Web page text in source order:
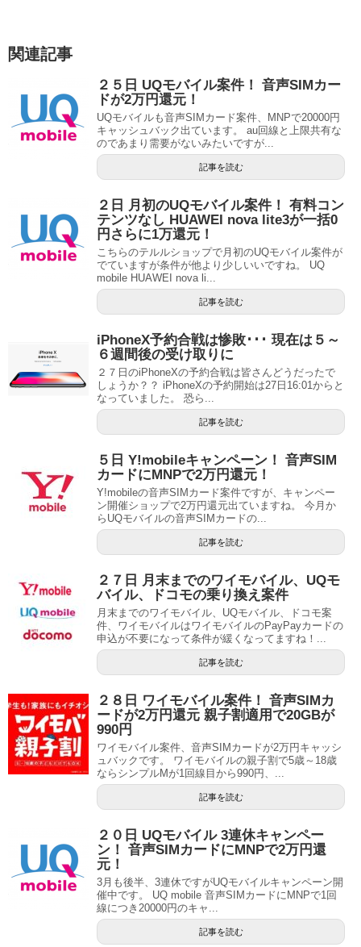
関連記事
２５日 UQモバイル案件！ 音声SIMカー
ドが2万円還元！
UQモバイルも音声SIMカード案件、MNPで20000円
キャッシュバック出ています。 au回線と上限共有な
のであまり需要がないみたいですが...
記事を読む
２日 月初のUQモバイル案件！ 有料コン
テンツなし HUAWEI nova lite3が一括0
円さらに1万還元！
こちらのテルルショップで月初のUQモバイル案件が
でていますが条件が他より少しいいですね。 UQ
mobile HUAWEI nova li...
記事を読む
iPhoneX予約合戦は惨敗･･･ 現在は５～
６週間後の受け取りに
２７日のiPhoneXの予約合戦は皆さんどうだったで
しょうか？？ iPhoneXの予約開始は27日16:01からと
なっていました。 恐ら...
記事を読む
５日 Y!mobileキャンペーン！ 音声SIM
カードにMNPで2万円還元！
Y!mobileの音声SIMカード案件ですが、キャンペー
ン開催ショップで2万円還元出ていますね。 今月か
らUQモバイルの音声SIMカードの...
記事を読む
２７日 月末までのワイモバイル、UQモ
バイル、ドコモの乗り換え案件
月末までのワイモバイル、UQモバイル、ドコモ案
件、ワイモバイルはワイモバイルのPayPayカードの
申込が不要になって条件が緩くなってますね！...
記事を読む
２８日 ワイモバイル案件！ 音声SIMカ
ードが2万円還元 親子割適用で20GBが
990円
ワイモバイル案件、音声SIMカードが2万円キャッシ
ュバックです。 ワイモバイルの親子割で5歳～18歳
ならシンプルMが1回線目から990円、...
記事を読む
２０日 UQモバイル 3連休キャンペー
ン！ 音声SIMカードにMNPで2万円還
元！
3月も後半、3連休ですがUQモバイルキャンペーン開
催中です。 UQ mobile 音声SIMカードにMNPで1回
線につき20000円のキャ...
記事を読む